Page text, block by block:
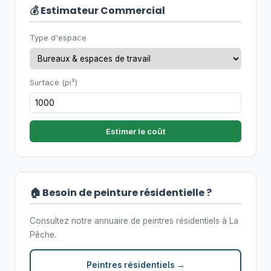
💰 Estimateur Commercial
Type d'espace
Surface (pi²)
Estimer le coût
🏠 Besoin de peinture résidentielle ?
Consultez notre annuaire de peintres résidentiels à La
Pêche.
Peintres résidentiels →